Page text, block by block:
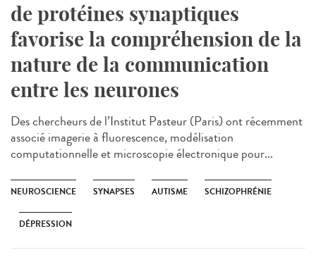
de protéines synaptiques
favorise la compréhension de la
nature de la communication
entre les neurones
Des chercheurs de l’Institut Pasteur (Paris) ont récemment
associé imagerie à fluorescence, modélisation
computationnelle et microscopie électronique pour...
NEUROSCIENCE SYNAPSES AUTISME SCHIZOPHRÉNIE
DÉPRESSION